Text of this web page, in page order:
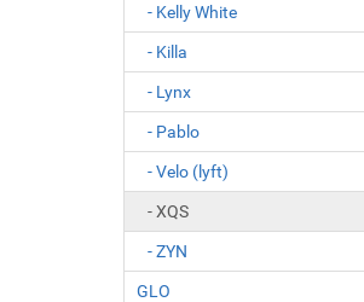
- Kelly White
- Killa
- Lynx
- Pablo
- Velo (lyft)
- XQS
- ZYN
GLO